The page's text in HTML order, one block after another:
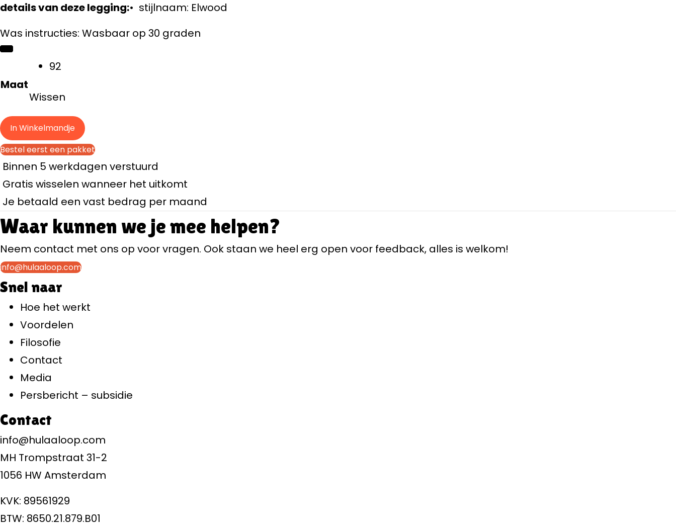
details van deze legging:• stijlnaam: Elwood
Was instructies: Wasbaar op 30 graden
Maat
92
Wissen
In Winkelmandje
Bestel eerst een pakket
Binnen 5 werkdagen verstuurd
Gratis wisselen wanneer het uitkomt
Je betaald een vast bedrag per maand
Waar kunnen we je mee helpen?
Neem contact met ons op voor vragen. Ook staan we heel erg open voor feedback, alles is welkom!
info@hulaaloop.com
Snel naar
Hoe het werkt
Voordelen
Filosofie
Contact
Media
Persbericht – subsidie
Contact
info@hulaaloop.com
MH Trompstraat 31-2
1056 HW Amsterdam
KVK: 89561929
BTW: 8650.21.879.B01